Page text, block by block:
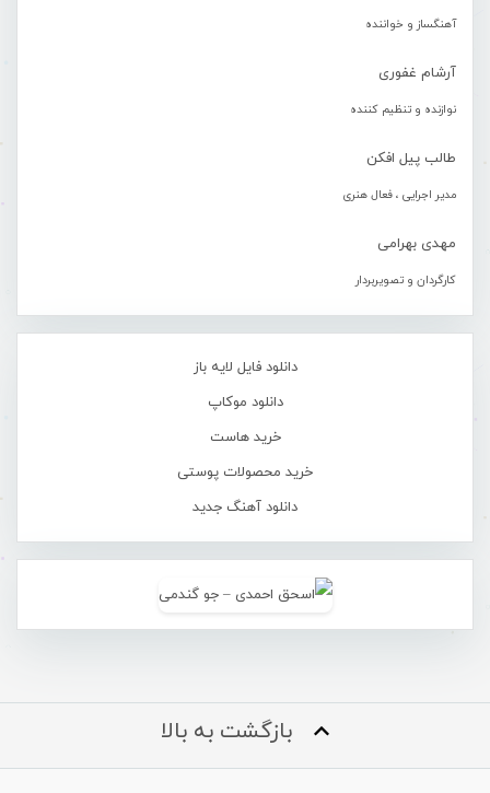
آهنگساز و خواننده
آرشام غفوری
نوازنده و تنظیم کننده
طالب پیل افکن
مدیر اجرایی ، فعال هنری
مهدی بهرامی
کارگردان و تصویربردار
دانلود فایل لایه باز
دانلود موکاپ
خرید هاست
خرید محصولات پوستی
دانلود آهنگ جدید
بازگشت به بالا